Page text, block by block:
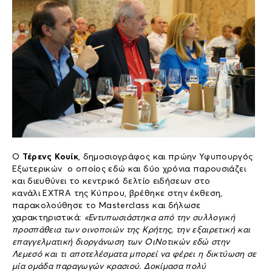
Ο Τέρενς Κουίκ, δημοσιογράφος και πρώην Υφυπουργός
Εξωτερικών ο οποίος εδώ και δύο χρόνια παρουσιάζει
και διευθύνει το κεντρικό δελτίο ειδήσεων στο
κανάλι EXTRA της Κύπρου, βρέθηκε στην έκθεση,
παρακολούθησε το Masterclass και δήλωσε
χαρακτηριστικά: «Εντυπωσιάστηκα από την συλλογική
προσπάθεια των οινοποιών της Κρήτης, την εξαιρετική και
επαγγελματική διοργάνωση των ΟιΝοτικών εδώ στην
Λεμεσό και τι αποτελέσματα μπορεί να φέρει η δικτύωση σε
μία ομάδα παραγωγών κρασιού. Δοκίμασα πολύ